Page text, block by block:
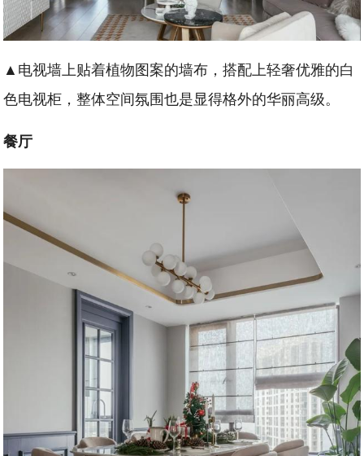
▲电视墙上贴着植物图案的墙布，搭配上轻奢优雅的白
色电视柜，整体空间氛围也是显得格外的华丽高级。
餐厅